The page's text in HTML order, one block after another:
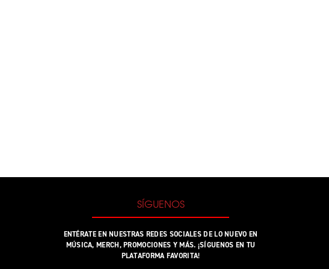
SÍGUENOS
ENTÉRATE EN NUESTRAS REDES SOCIALES DE LO NUEVO EN
MÚSICA, MERCH, PROMOCIONES Y MÁS. ¡SÍGUENOS EN TU
PLATAFORMA FAVORITA!